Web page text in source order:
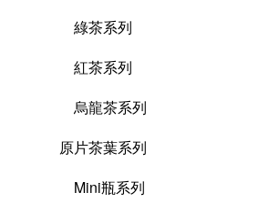
綠茶系列
紅茶系列
烏龍茶系列
原片茶葉系列
Mini瓶系列